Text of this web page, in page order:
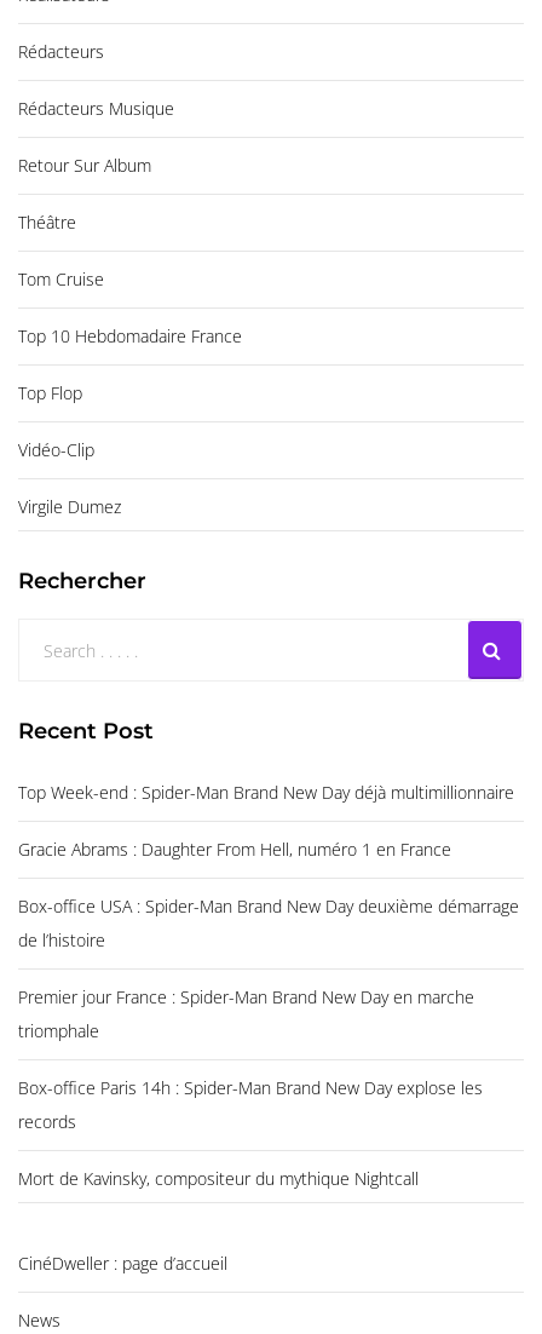
Rédacteurs
Rédacteurs Musique
Retour Sur Album
Théâtre
Tom Cruise
Top 10 Hebdomadaire France
Top Flop
Vidéo-Clip
Virgile Dumez
Rechercher
Recent Post
Top Week-end : Spider-Man Brand New Day déjà multimillionnaire
Gracie Abrams : Daughter From Hell, numéro 1 en France
Box-office USA : Spider-Man Brand New Day deuxième démarrage
de l’histoire
Premier jour France : Spider-Man Brand New Day en marche
triomphale
Box-office Paris 14h : Spider-Man Brand New Day explose les
records
Mort de Kavinsky, compositeur du mythique Nightcall
CinéDweller : page d’accueil
News